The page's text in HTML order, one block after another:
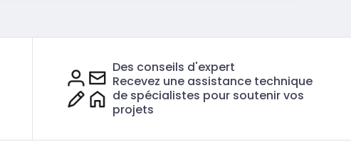
Des conseils d'expert
Recevez une assistance technique
de spécialistes pour soutenir vos
projets